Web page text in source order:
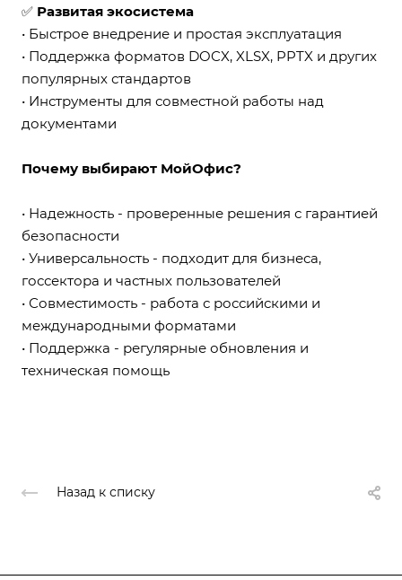
✅ Развитая экосистема
• Быстрое внедрение и простая эксплуатация
• Поддержка форматов DOCX, XLSX, PPTX и других
популярных стандартов
• Инструменты для совместной работы над
документами
Почему выбирают МойОфис?
• Надежность - проверенные решения с гарантией
безопасности
• Универсальность - подходит для бизнеса,
госсектора и частных пользователей
• Совместимость - работа с российскими и
международными форматами
• Поддержка - регулярные обновления и
техническая помощь
Назад к списку